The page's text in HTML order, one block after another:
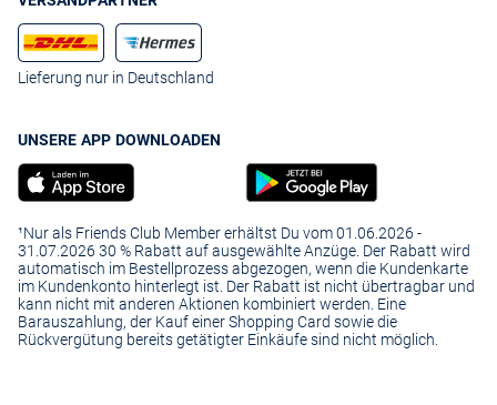
Lieferung nur in Deutschland
UNSERE APP DOWNLOADEN
¹Nur als Friends Club Member erhältst Du vom 01.06.2026 -
31.07.2026 30 % Rabatt auf ausgewählte Anzüge. Der Rabatt wird
automatisch im Bestellprozess abgezogen, wenn die Kundenkarte
im Kundenkonto hinterlegt ist. Der Rabatt ist nicht übertragbar und
kann nicht mit anderen Aktionen kombiniert werden. Eine
Barauszahlung, der Kauf einer Shopping Card sowie die
Rückvergütung bereits getätigter Einkäufe sind nicht möglich.